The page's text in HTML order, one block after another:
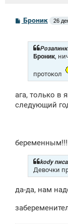
СБроник 26
Броник,
протокол
ага, только в
следующий
kody
Девочки
да-да, нам